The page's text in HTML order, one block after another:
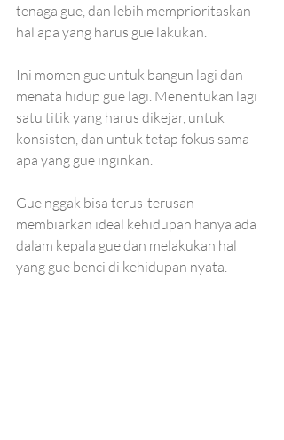
tenaga gue, dan lebih memprioritaskan
hal apa yang harus gue lakukan.
Ini momen gue untuk bangun lagi dan
menata hidup gue lagi. Menentukan lagi
satu titik yang harus dikejar, untuk
konsisten, dan untuk tetap fokus sama
apa yang gue inginkan.
Gue nggak bisa terus-terusan
membiarkan ideal kehidupan hanya ada
dalam kepala gue dan melakukan hal
yang gue benci di kehidupan nyata.